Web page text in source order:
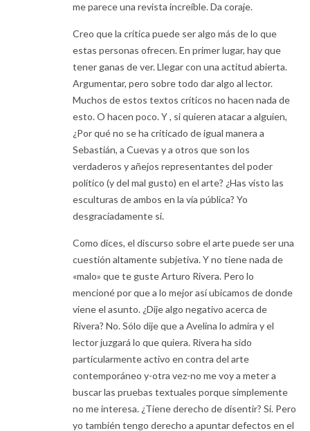
me parece una revista increíble. Da coraje.
Creo que la crítica puede ser algo más de lo que
estas personas ofrecen. En primer lugar, hay que
tener ganas de ver. Llegar con una actitud abierta.
Argumentar, pero sobre todo dar algo al lector.
Muchos de estos textos críticos no hacen nada de
esto. O hacen poco. Y , si quieren atacar a alguien,
¿Por qué no se ha criticado de igual manera a
Sebastián, a Cuevas y a otros que son los
verdaderos y añejos representantes del poder
político (y del mal gusto) en el arte? ¿Has visto las
esculturas de ambos en la vía pública? Yo
desgraciadamente si.
Como dices, el discurso sobre el arte puede ser una
cuestión altamente subjetiva. Y no tiene nada de
«malo» que te guste Arturo Rivera. Pero lo
mencioné por que a lo mejor así ubicamos de donde
viene el asunto. ¿Dije algo negativo acerca de
Rivera? No. Sólo dije que a Avelina lo admira y el
lector juzgará lo que quiera. Rivera ha sido
particularmente activo en contra del arte
contemporáneo y-otra vez-no me voy a meter a
buscar las pruebas textuales porque simplemente
no me interesa. ¿Tiene derecho de disentir? Si. Pero
yo también tengo derecho a apuntar defectos en el